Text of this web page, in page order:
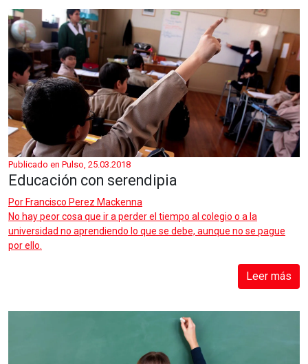
Publicado en Pulso, 25.03.2018
Educación con serendipia
Por Francisco Perez Mackenna
No hay peor cosa que ir a perder el tiempo al colegio o a la
universidad no aprendiendo lo que se debe, aunque no se pague
por ello.
Leer más